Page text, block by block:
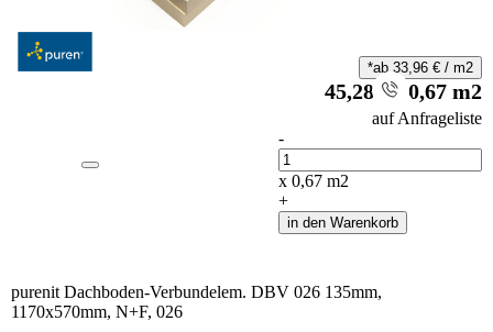
auf Anfrageliste
-
Anzahl
x 0,67 m2
+
in den Warenkorb
*ab 33,96 €/ m2
45,28 €/ 0,67 m2
purenit Dachboden-Verbundelem. DBV 026 135mm,
1170x570mm, N+F, 026